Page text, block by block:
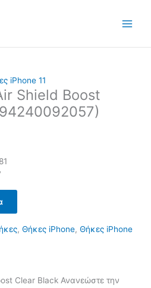
iPhone 11
Shield Boost
, Θήκες iPhone, Θήκες iPhone
Clear Black Ανανεώστε την